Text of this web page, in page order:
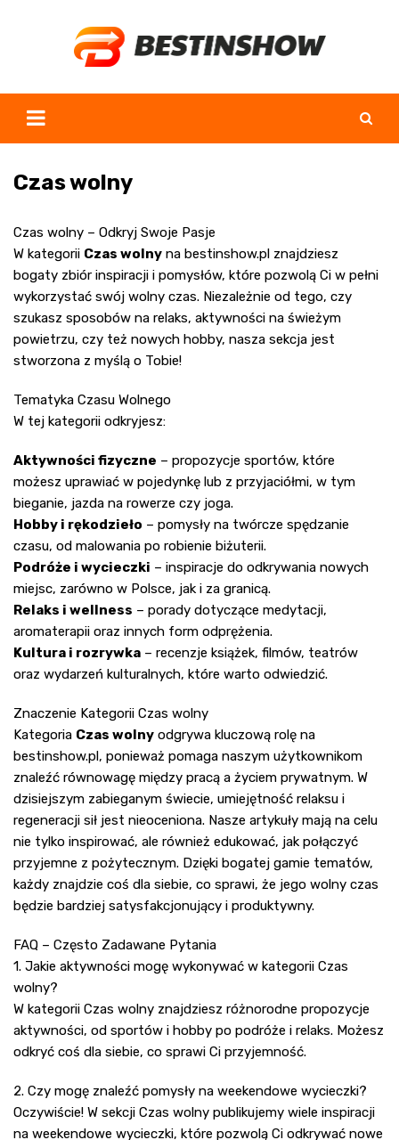
Czas wolny
Czas wolny – Odkryj Swoje Pasje
W kategorii Czas wolny na bestinshow.pl znajdziesz
bogaty zbiór inspiracji i pomysłów, które pozwolą Ci w pełni
wykorzystać swój wolny czas. Niezależnie od tego, czy
szukasz sposobów na relaks, aktywności na świeżym
powietrzu, czy też nowych hobby, nasza sekcja jest
stworzona z myślą o Tobie!
Tematyka Czasu Wolnego
W tej kategorii odkryjesz:
Aktywności fizyczne – propozycje sportów, które
możesz uprawiać w pojedynkę lub z przyjaciółmi, w tym
bieganie, jazda na rowerze czy joga.
Hobby i rękodzieło – pomysły na twórcze spędzanie
czasu, od malowania po robienie biżuterii.
Podróże i wycieczki – inspiracje do odkrywania nowych
miejsc, zarówno w Polsce, jak i za granicą.
Relaks i wellness – porady dotyczące medytacji,
aromaterapii oraz innych form odprężenia.
Kultura i rozrywka – recenzje książek, filmów, teatrów
oraz wydarzeń kulturalnych, które warto odwiedzić.
Znaczenie Kategorii Czas wolny
Kategoria Czas wolny odgrywa kluczową rolę na
bestinshow.pl, ponieważ pomaga naszym użytkownikom
znaleźć równowagę między pracą a życiem prywatnym. W
dzisiejszym zabieganym świecie, umiejętność relaksu i
regeneracji sił jest nieoceniona. Nasze artykuły mają na celu
nie tylko inspirować, ale również edukować, jak połączyć
przyjemne z pożytecznym. Dzięki bogatej gamie tematów,
każdy znajdzie coś dla siebie, co sprawi, że jego wolny czas
będzie bardziej satysfakcjonujący i produktywny.
FAQ – Często Zadawane Pytania
1. Jakie aktywności mogę wykonywać w kategorii Czas
wolny?
W kategorii Czas wolny znajdziesz różnorodne propozycje
aktywności, od sportów i hobby po podróże i relaks. Możesz
odkryć coś dla siebie, co sprawi Ci przyjemność.
2. Czy mogę znaleźć pomysły na weekendowe wycieczki?
Oczywiście! W sekcji Czas wolny publikujemy wiele inspiracji
na weekendowe wycieczki, które pozwolą Ci odkrywać nowe